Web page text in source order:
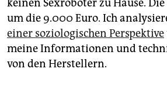
keinen Sexroboter zu Hause.
um die 9.000 Euro. Ich
einer soziologischen Perspektive
meine Informationen und
von den Herstellern.